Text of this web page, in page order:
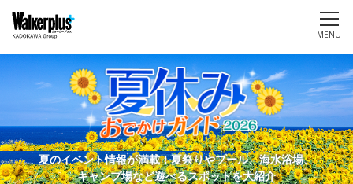
MENU
夏のイベント情報が満載！夏祭りやプール、海水浴場、
キャンプ場など遊べるスポットを大紹介